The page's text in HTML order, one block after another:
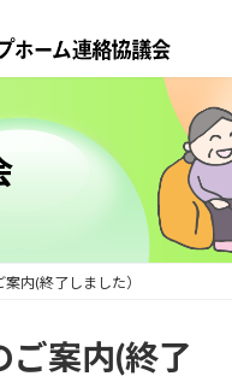
内(終了しました）
案内(終了